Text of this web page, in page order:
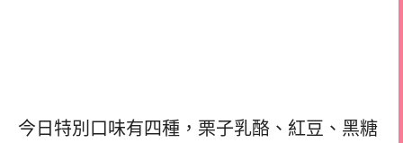
今日特別口味有四種， 栗子乳酪、紅豆、黑糖